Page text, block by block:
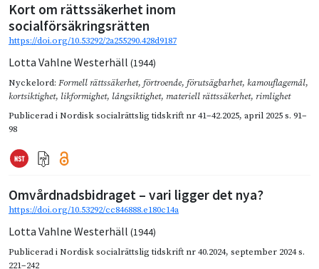
Kort om rättssäkerhet inom
socialförsäkringsrätten
https://doi.org/10.53292/2a255290.428d9187
Lotta Vahlne Westerhäll (1944)
Nyckelord: Formell rättssäkerhet, förtroende, förutsägbarhet, kamouflagemål,
kortsiktighet, likformighet, långsiktighet, materiell rättssäkerhet, rimlighet
Publicerad iNordisk socialrättslig tidskrift nr 41–42.2025, april 2025s. 91–
98
Omvårdnadsbidraget – vari ligger det nya?
https://doi.org/10.53292/cc846888.e180c14a
Lotta Vahlne Westerhäll (1944)
Publicerad iNordisk socialrättslig tidskrift nr 40.2024, september 2024s.
221–242